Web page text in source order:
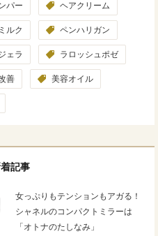
パー ヘアクリーム
ルク ペンハリガン
ェラ ラロッシュポゼ
善 美容オイル
記事
女っぷりもテンションもアガる！
シャネルのコンパクトミラーは
「オトナのたしなみ」